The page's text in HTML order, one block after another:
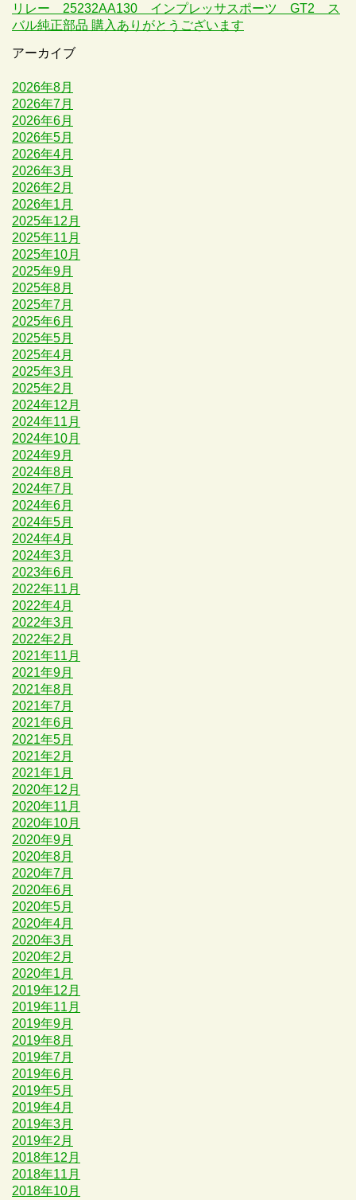
リレー 25232AA130 インプレッサスポーツ GT2 ス
バル純正部品 購入ありがとうございます
アーカイブ
2026年8月
2026年7月
2026年6月
2026年5月
2026年4月
2026年3月
2026年2月
2026年1月
2025年12月
2025年11月
2025年10月
2025年9月
2025年8月
2025年7月
2025年6月
2025年5月
2025年4月
2025年3月
2025年2月
2024年12月
2024年11月
2024年10月
2024年9月
2024年8月
2024年7月
2024年6月
2024年5月
2024年4月
2024年3月
2023年6月
2022年11月
2022年4月
2022年3月
2022年2月
2021年11月
2021年9月
2021年8月
2021年7月
2021年6月
2021年5月
2021年2月
2021年1月
2020年12月
2020年11月
2020年10月
2020年9月
2020年8月
2020年7月
2020年6月
2020年5月
2020年4月
2020年3月
2020年2月
2020年1月
2019年12月
2019年11月
2019年9月
2019年8月
2019年7月
2019年6月
2019年5月
2019年4月
2019年3月
2019年2月
2018年12月
2018年11月
2018年10月